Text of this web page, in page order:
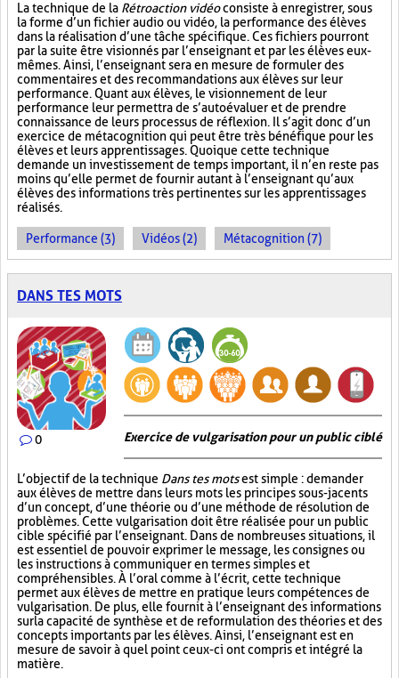
La technique de la Rétroaction vidéoconsiste à enregistrer, sous
la forme d’un fichier audio ou vidéo, la performance des élèves
dans la réalisation d’une tâche spécifique. Ces fichiers pourront
par la suite être visionnés par l’enseignant et par les élèves eux-
mêmes. Ainsi, l’enseignant sera en mesure de formuler des
commentaires et des recommandations aux élèves sur leur
performance. Quant aux élèves, le visionnement de leur
performance leur permettra de s’autoévaluer et de prendre
connaissance de leurs processus de réflexion. Il s’agit donc d’un
exercice de métacognition qui peut être très bénéfique pour les
élèves et leurs apprentissages. Quoique cette technique
demande un investissement de temps important, il n’en reste pas
moins qu’elle permet de fournir autant à l’enseignant qu’aux
élèves des informations très pertinentes sur les apprentissages
réalisés.
Performance (3) Vidéos (2) Métacognition (7)
DANS TES MOTS
0 Exercice de vulgarisation pour un public ciblé
L’objectif de la technique Dans tes motsest simple : demander
aux élèves de mettre dans leurs mots les principes sous-jacents
d’un concept, d’une théorie ou d’une méthode de résolution de
problèmes. Cette vulgarisation doit être réalisée pour un public
cible spécifié par l’enseignant. Dans de nombreuses situations, il
est essentiel de pouvoir exprimer le message, les consignes ou
les instructions à communiquer en termes simples et
compréhensibles. À l’oral comme à l’écrit, cette technique
permet aux élèves de mettre en pratique leurs compétences de
vulgarisation. De plus, elle fournit à l’enseignant des informations
sur la capacité de synthèse et de reformulation des théories et des
concepts importants par les élèves. Ainsi, l’enseignant est en
mesure de savoir à quel point ceux-ci ont compris et intégré la
matière.